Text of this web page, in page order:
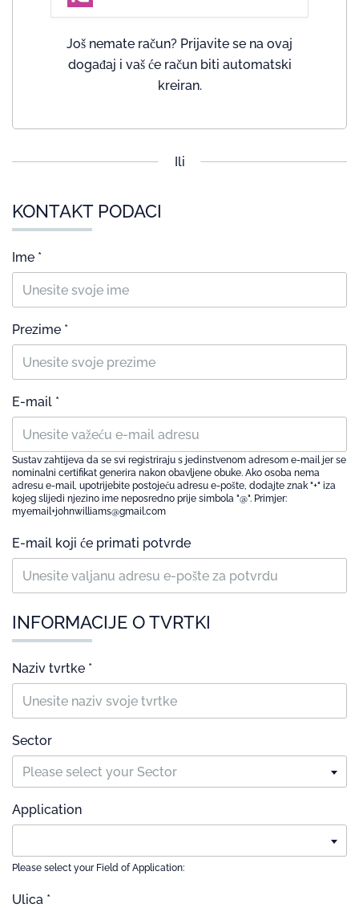
Još nemate račun? Prijavite se na ovaj
događaj i vaš će račun biti automatski
kreiran.
Ili
KONTAKT PODACI
Ime *
Prezime *
E-mail *
Sustav zahtijeva da se svi registriraju s jedinstvenom adresom e-mail jer se
nominalni certifikat generira nakon obavljene obuke. Ako osoba nema
adresu e-mail, upotrijebite postojeću adresu e-pošte, dodajte znak "+" iza
kojeg slijedi njezino ime neposredno prije simbola "@". Primjer:
myemail+johnwilliams@gmail.com
E-mail koji će primati potvrde
INFORMACIJE O TVRTKI
Naziv tvrtke *
Sector
Please select your Sector
Application
Please select your Field of Application:
Ulica *